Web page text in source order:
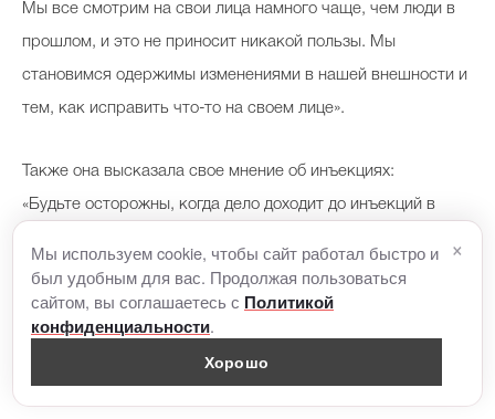
Мы все смотрим на свои лица намного чаще, чем люди в
прошлом, и это не приносит никакой пользы. Мы
становимся одержимы изменениями в нашей внешности и
тем, как исправить что-то на своем лице».
Также она высказала свое мнение об инъекциях:
«Будьте осторожны, когда дело доходит до инъекций в
можно дольше, прежде чем что-либо вколоть. Не думайте,
что если вам 37, то теперь нужны уколы в лицо. Вы не
должны наносить тонну макияжа и постоянно делать
Мы используем cookie, чтобы сайт работал быстро и
был удобным для вас. Продолжая пользоваться
сайтом, вы соглашаетесь с Политикой
конфиденциальности.
Хорошо
×